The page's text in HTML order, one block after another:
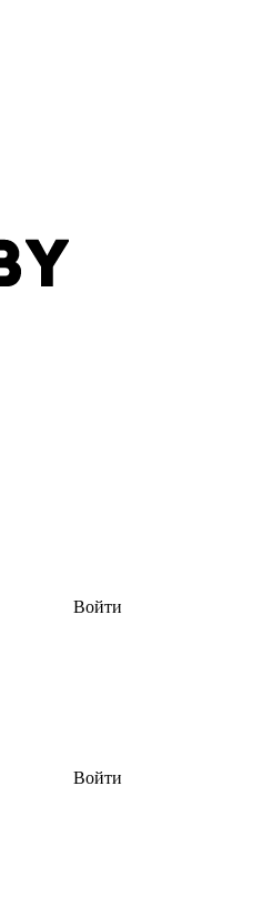
Войти
Войти